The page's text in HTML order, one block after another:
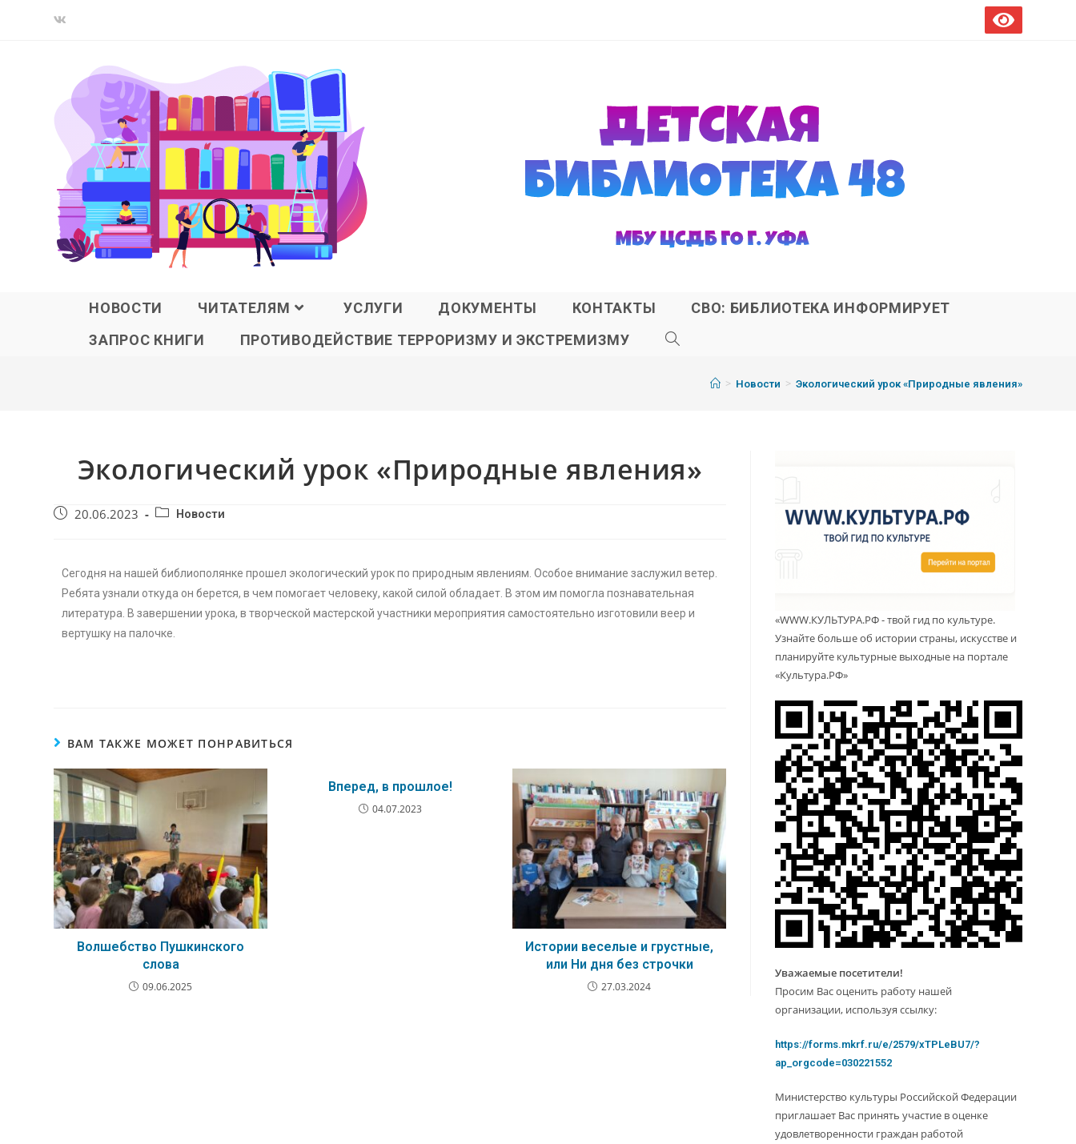
НОВОСТИ ЧИТАТЕЛЯМ УСЛУГИ ДОКУМЕНТЫ КОНТАКТЫ
СВО: БИБЛИОТЕКА ИНФОРМИРУЕТ
ЗАПРОС КНИГИ
ПРОТИВОДЕЙСТВИЕ ТЕРРОРИЗМУ И ЭКСТРЕМИЗМУ
> Новости > Экологический урок «Природные явления»
Экологический урок «Природные явления»
20.06.2023 Новости
Сегодня на нашей библиополянке прошел экологический урок по природным явлениям. Особое внимание заслужил ветер.
Ребята узнали откуда он берется, в чем помогает человеку, какой силой обладает. В этом им помогла познавательная
литература. В завершении урока, в творческой мастерской участники мероприятия самостоятельно изготовили веер и
вертушку на палочке.
ВАМ ТАКЖЕ МОЖЕТ ПОНРАВИТЬСЯ
Волшебство Пушкинского
слова
09.06.2025
Вперед, в прошлое!
04.07.2023
Истории веселые и грустные,
или Ни дня без строчки
27.03.2024
«WWW.КУЛЬТУРА.РФ - твой гид по культуре.
Узнайте больше об истории страны, искусстве и
планируйте культурные выходные на портале
«Культура.РФ»
Уважаемые посетители!
Просим Вас оценить работу нашей
организации, используя ссылку:
https://forms.mkrf.ru/e/2579/xTPLeBU7/?
ap_orgcode=030221552
Министерство культуры Российской Федерации
приглашает Вас принять участие в оценке
удовлетворенности граждан работой